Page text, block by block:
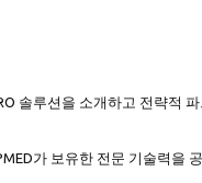
솔루션을 소개하고 전략적
가 보유한 전문 기술력을